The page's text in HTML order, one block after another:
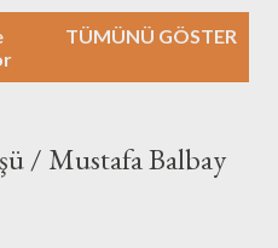
TÜMÜNÜ GÖSTER
/ Mustafa Balbay